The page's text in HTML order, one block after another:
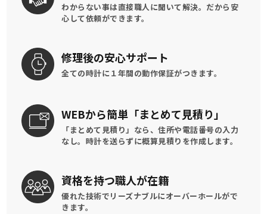
わからない事は直接職人に聞いて解決。 だから安
心して依頼ができます。
修理後の安心サポート
全ての時計に １年間の動作保証がつきます。
WEBから簡単 「まとめて見積り」
「まとめて見積り」なら、住所や電話番号の入力
なし。時計を送らずに概算見積りを作成します。
資格を持つ職人が在籍
優れた技術でリーズナブルにオーバーホールがで
きます。